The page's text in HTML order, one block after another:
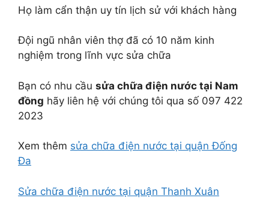
Họ làm cẩn thận uy tín lịch sử với khách hàng
Đội ngũ nhân viên thợ đã có 10 năm kinh
nghiệm trong lĩnh vực sửa chữa
Bạn có nhu cầu sửa chữa điện nước tại Nam
đồng hãy liên hệ với chúng tôi qua số 097 422
2023
Xem thêm sửa chữa điện nước tại quận Đống
Đa
Sửa chữa điện nước tại quận Thanh Xuân